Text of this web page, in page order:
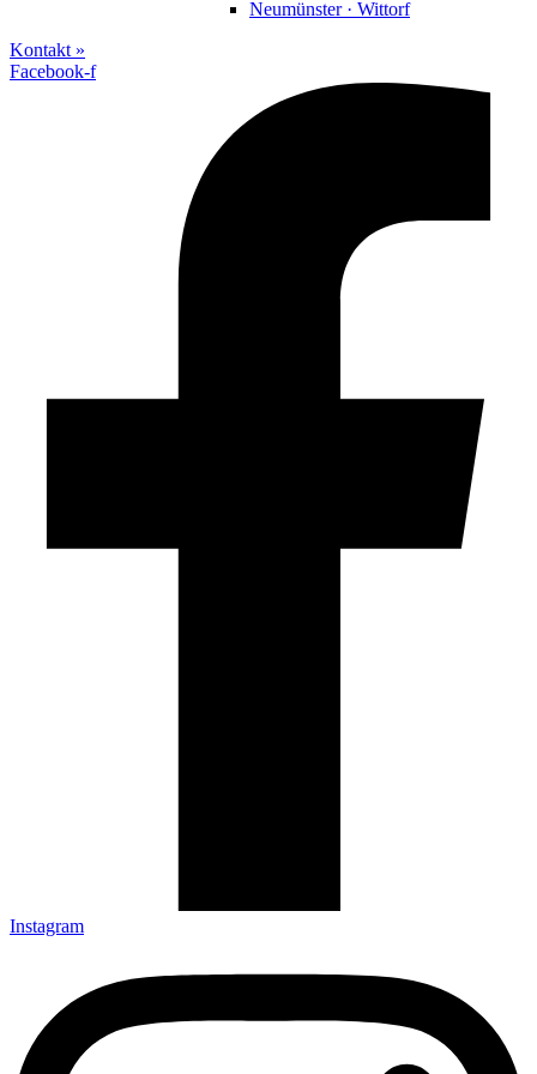
Neumünster · Wittorf
Kontakt »
Facebook-f
Instagram